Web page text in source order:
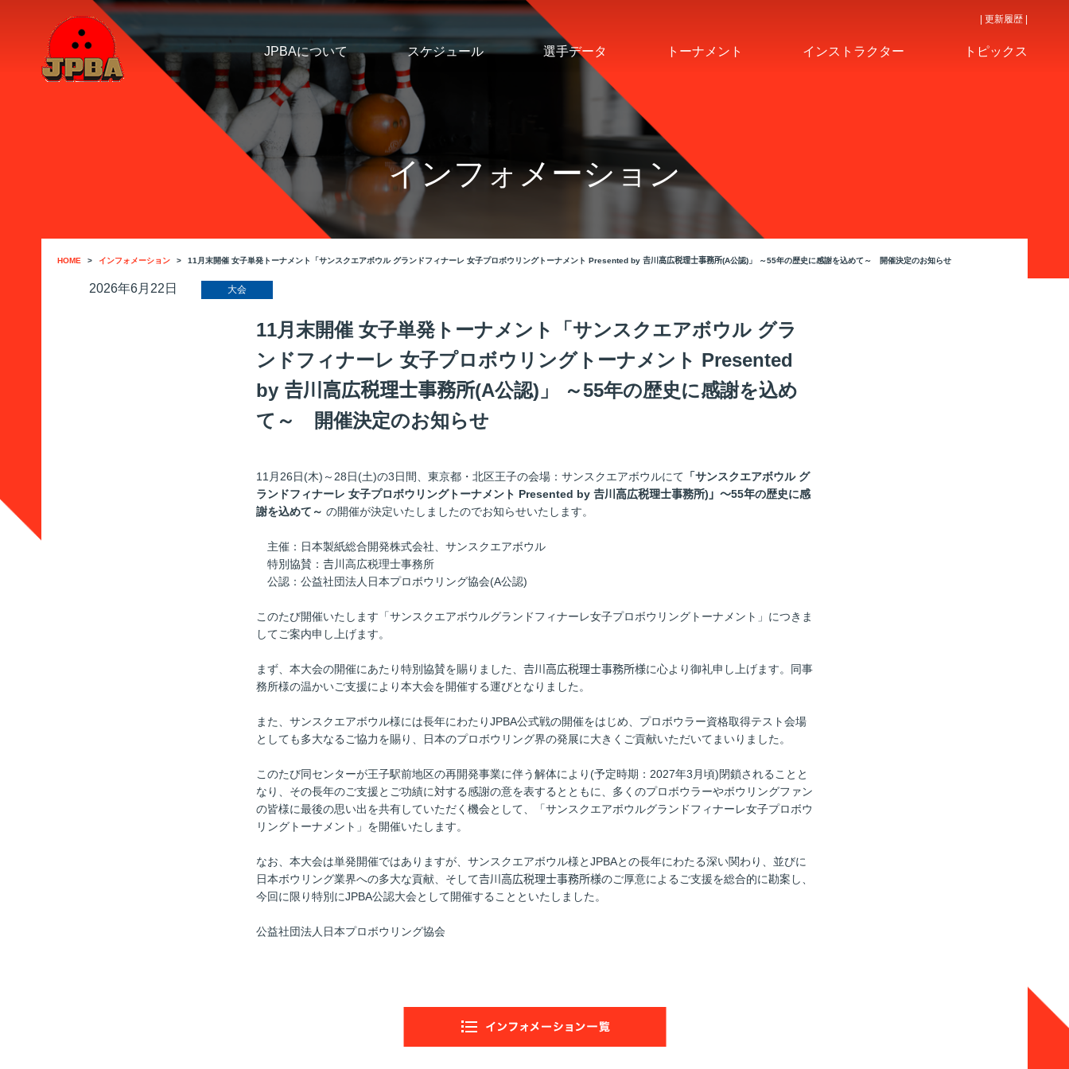
JPBAについて スケジュール 選手データ トーナメント インストラクター トピックス
| 更新履歴 |
インフォメーション
HOME インフォメーション 11月末開催 女子単発トーナメント「サンスクエアボウル グランドフィナーレ 女子プロボウリングトーナメント Presented by 𠮷川高広税理士事務所(A公認)」 ～55年の歴史に感謝を込めて～ 開催決定のお知らせ
2026年6月22日 大会
11月末開催 女子単発トーナメント「サンスクエアボウル グラ
ンドフィナーレ 女子プロボウリングトーナメント Presented
by 𠮷川高広税理士事務所(A公認)」 ～55年の歴史に感謝を込め
て～ 開催決定のお知らせ
11月26日(木)～28日(土)の3日間、東京都・北区王子の会場：サンスクエアボウルにて 「サンスクエアボウル グ
ランドフィナーレ 女子プロボウリングトーナメント Presented by 𠮷川高広税理士事務所)」～55年の歴史に感
謝を込めて～ の開催が決定いたしましたのでお知らせいたします。
主催：日本製紙総合開発株式会社、サンスクエアボウル
特別協賛：𠮷川高広税理士事務所
公認：公益社団法人日本プロボウリング協会(A公認)
このたび開催いたします「サンスクエアボウルグランドフィナーレ女子プロボウリングトーナメント」につきま
してご案内申し上げます。
まず、本大会の開催にあたり特別協賛を賜りました、𠮷川高広税理士事務所様に心より御礼申し上げます。同事
務所様の温かいご支援により本大会を開催する運びとなりました。
また、サンスクエアボウル様には長年にわたりJPBA公式戦の開催をはじめ、プロボウラー資格取得テスト会場
としても多大なるご協力を賜り、日本のプロボウリング界の発展に大きくご貢献いただいてまいりました。
このたび同センターが王子駅前地区の再開発事業に伴う解体により(予定時期：2027年3月頃)閉鎖されることと
なり、その長年のご支援とご功績に対する感謝の意を表するとともに、多くのプロボウラーやボウリングファン
の皆様に最後の思い出を共有していただく機会として、「サンスクエアボウルグランドフィナーレ女子プロボウ
リングトーナメント」を開催いたします。
なお、本大会は単発開催ではありますが、サンスクエアボウル様とJPBAとの長年にわたる深い関わり、並びに
日本ボウリング業界への多大な貢献、そして𠮷川高広税理士事務所様のご厚意によるご支援を総合的に勘案し、
今回に限り特別にJPBA公認大会として開催することといたしました。
公益社団法人日本プロボウリング協会